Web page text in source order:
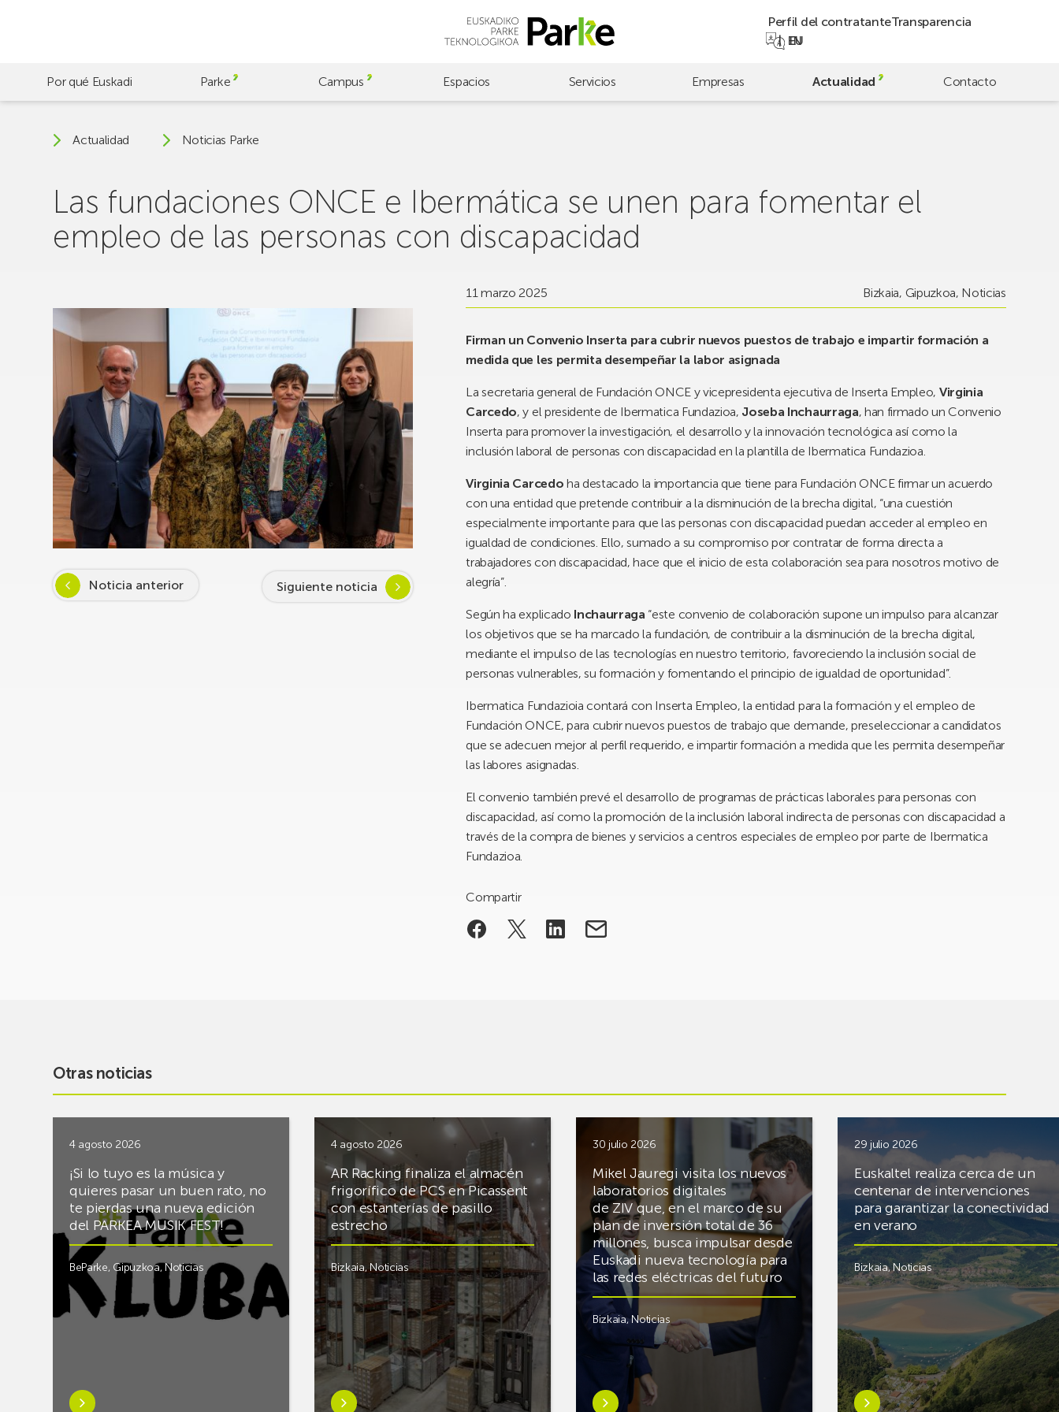
Perfil del contratanteTransparencia
EU
EN
Por qué Euskadi Parke Campus Espacios Servicios Empresas Actualidad Contacto
Actualidad Noticias Parke
Las fundaciones ONCE e Ibermática se unen para fomentar el
empleo de las personas con discapacidad
Noticia anterior Siguiente noticia
11 marzo 2025 Bizkaia, Gipuzkoa, Noticias
Firman un Convenio Inserta para cubrir nuevos puestos de trabajo e impartir formación a
medida que les permita desempeñar la labor asignada
La secretaria general de Fundación ONCE y vicepresidenta ejecutiva de Inserta Empleo, Virginia
Carcedo, y el presidente de Ibermatica Fundazioa, Joseba Inchaurraga, han firmado un Convenio
Inserta para promover la investigación, el desarrollo y la innovación tecnológica así como la
inclusión laboral de personas con discapacidad en la plantilla de Ibermatica Fundazioa.
Virginia Carcedo ha destacado la importancia que tiene para Fundación ONCE firmar un acuerdo
con una entidad que pretende contribuir a la disminución de la brecha digital, “una cuestión
especialmente importante para que las personas con discapacidad puedan acceder al empleo en
igualdad de condiciones. Ello, sumado a su compromiso por contratar de forma directa a
trabajadores con discapacidad, hace que el inicio de esta colaboración sea para nosotros motivo de
alegría”.
Según ha explicado Inchaurraga “este convenio de colaboración supone un impulso para alcanzar
los objetivos que se ha marcado la fundación, de contribuir a la disminución de la brecha digital,
mediante el impulso de las tecnologías en nuestro territorio, favoreciendo la inclusión social de
personas vulnerables, su formación y fomentando el principio de igualdad de oportunidad”.
Ibermatica Fundazioia contará con Inserta Empleo, la entidad para la formación y el empleo de
Fundación ONCE, para cubrir nuevos puestos de trabajo que demande, preseleccionar a candidatos
que se adecuen mejor al perfil requerido, e impartir formación a medida que les permita desempeñar
las labores asignadas.
El convenio también prevé el desarrollo de programas de prácticas laborales para personas con
discapacidad, así como la promoción de la inclusión laboral indirecta de personas con discapacidad a
través de la compra de bienes y servicios a centros especiales de empleo por parte de Ibermatica
Fundazioa.
Compartir
Otras noticias
4 agosto 2026
¡Si lo tuyo es la música y
quieres pasar un buen rato, no
te pierdas una nueva edición
del PARKEA MUSIK FEST!
BeParke, Gipuzkoa,Noticias
Saber
4 agosto 2026
AR Racking finaliza el almacén
frigorífico de PCS en Picassent
con estanterías de pasillo
estrecho
Bizkaia,Noticias
Saber
30 julio 2026
Mikel Jauregi visita los nuevos
laboratorios digitales
de ZIV que, en el marco de su
plan de inversión total de 36
millones, busca impulsar desde
Euskadi nueva tecnología para
las redes eléctricas del futuro
Bizkaia,Noticias
Saber
29 julio 2026
Euskaltel realiza cerca de un
centenar de intervenciones
para garantizar la conectividad
en verano
Bizkaia,Noticias
Saber